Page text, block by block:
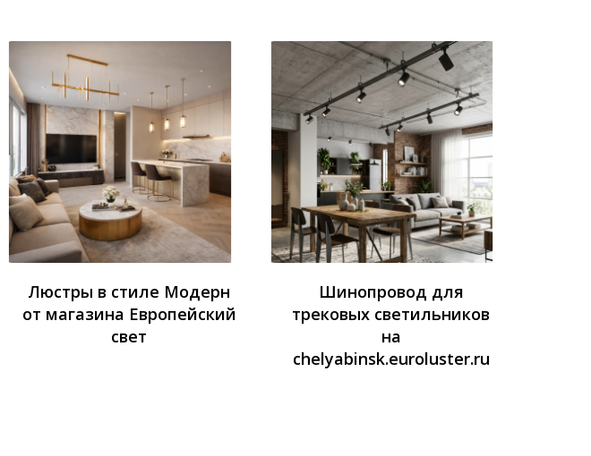
Люстры в стиле Модерн
от магазина Европейский
свет
Шинопровод для
трековых светильников
на
chelyabinsk.euroluster.ru